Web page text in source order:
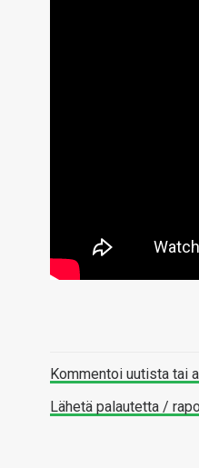
Kommentoi uutista tai
Lähetä palautetta /